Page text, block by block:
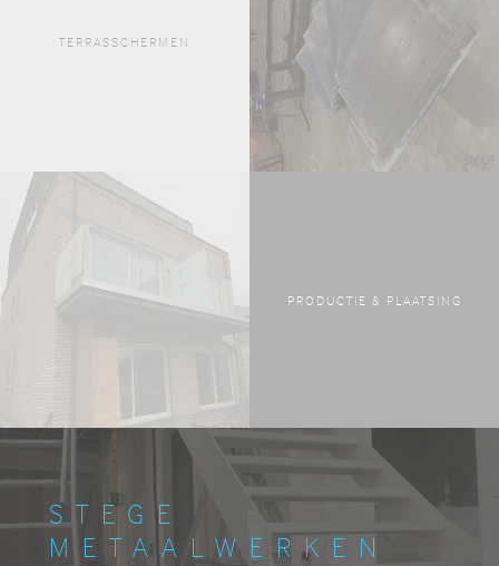
TERRASSCHERMEN
PRODUCTIE & PLAATSING
STEGE
METAALWERKEN